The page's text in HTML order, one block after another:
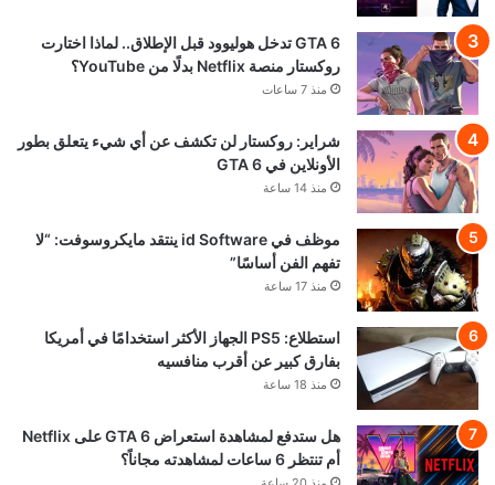
GTA 6 تدخل هوليوود قبل الإطلاق.. لماذا اختارت
روكستار منصة Netflix بدلًا من YouTube؟
منذ 7 ساعات
شراير: روكستار لن تكشف عن أي شيء يتعلق بطور
الأونلاين في GTA 6
منذ 14 ساعة
موظف في id Software ينتقد مايكروسوفت: “لا
تفهم الفن أساسًا”
منذ 17 ساعة
استطلاع: PS5 الجهاز الأكثر استخدامًا في أمريكا
بفارق كبير عن أقرب منافسيه
منذ 18 ساعة
هل ستدفع لمشاهدة استعراض GTA 6 على Netflix
أم تنتظر 6 ساعات لمشاهدته مجاناً؟